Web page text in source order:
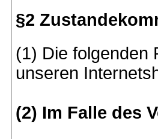
§2
(1) Die folgenden
unseren
(2) Im Falle des